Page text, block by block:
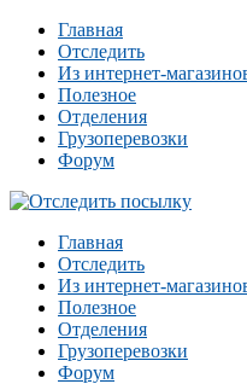
Главная
Отследить
Из интернет-
Полезное
Отделения
Грузоперевозки
Форум
Главная
Отследить
Из интернет-
Полезное
Отделения
Грузоперевозки
Форум